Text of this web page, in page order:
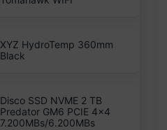
XYZ HydroTemp 360mm
Black
Disco SSD NVME 2 TB
Predator GM6 PCIE 4×4
7.200MBs/6.200MBs